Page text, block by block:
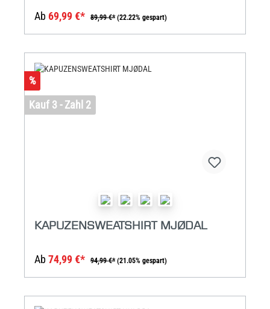
Ab 69,99 €* 89,99 €* (22.22% gespart)
%
Kauf 3 - Zahl 2
KAPUZENSWEATSHIRT MJØDAL
Ab 74,99 €* 94,99 €* (21.05% gespart)